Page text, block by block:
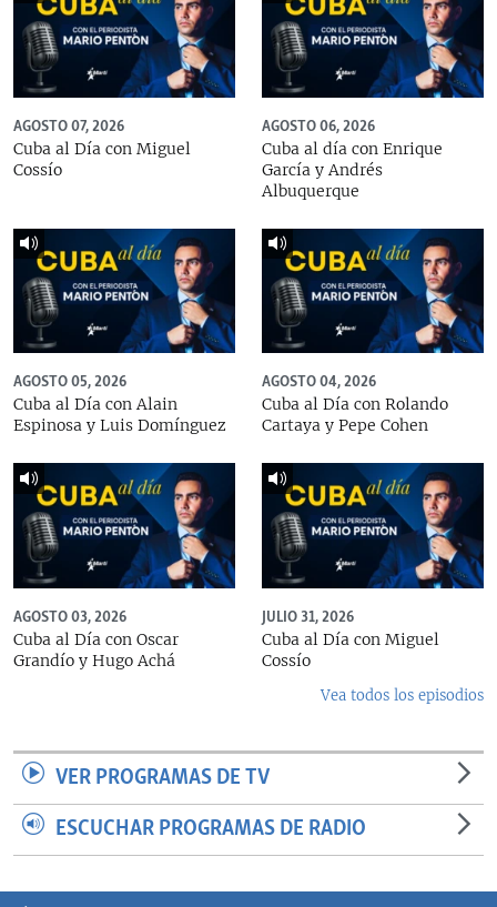
AGOSTO 07, 2026
Cuba al Día con Miguel
Cossío
AGOSTO 06, 2026
Cuba al día con Enrique
García y Andrés
Albuquerque
AGOSTO 05, 2026
Cuba al Día con Alain
Espinosa y Luis Domínguez
AGOSTO 04, 2026
Cuba al Día con Rolando
Cartaya y Pepe Cohen
AGOSTO 03, 2026
Cuba al Día con Oscar
Grandío y Hugo Achá
JULIO 31, 2026
Cuba al Día con Miguel
Cossío
Vea todos los episodios
VER PROGRAMAS DE TV
ESCUCHAR PROGRAMAS DE RADIO